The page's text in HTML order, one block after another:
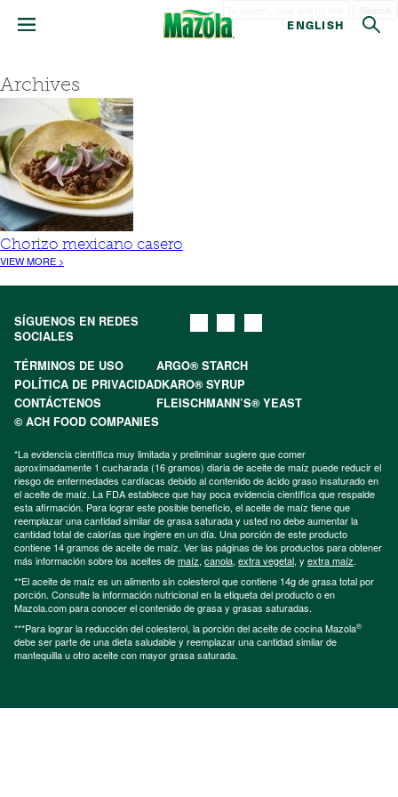
ENGLISH
Archives
Chorizo mexicano casero
VIEW MORE >
SÍGUENOS EN REDES
SOCIALES
TÉRMINOS DE USO
ARGO® STARCH
POLÍTICA DE PRIVACIDADKARO® SYRUP
CONTÁCTENOS
FLEISCHMANN’S® YEAST
© ACH FOOD COMPANIES
*La evidencia científica muy limitada y preliminar sugiere que comer
aproximadamente 1 cucharada (16 gramos) diaria de aceite de maíz puede reducir el
riesgo de enfermedades cardíacas debido al contenido de ácido graso insaturado en
el aceite de maíz. La FDA establece que hay poca evidencia científica que respalde
esta afirmación. Para lograr este posible beneficio, el aceite de maíz tiene que
reemplazar una cantidad similar de grasa saturada y usted no debe aumentar la
cantidad total de calorías que ingiere en un día. Una porción de este producto
contiene 14 gramos de aceite de maíz. Ver las páginas de los productos para obtener
más información sobre los aceites demaíz, canola, extra vegetal, y extra maíz.
**El aceite de maíz es un alimento sin colesterol que contiene 14g de grasa total por
porción. Consulte la información nutricional en la etiqueta del producto o en
Mazola.com para conocer el contenido de grasa y grasas saturadas.
***Para lograr la reducción del colesterol, la porción del aceite de cocina Mazola®
debe ser parte de una dieta saludable y reemplazar una cantidad similar de
mantequilla u otro aceite con mayor grasa saturada.